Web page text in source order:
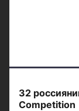
32
Competition